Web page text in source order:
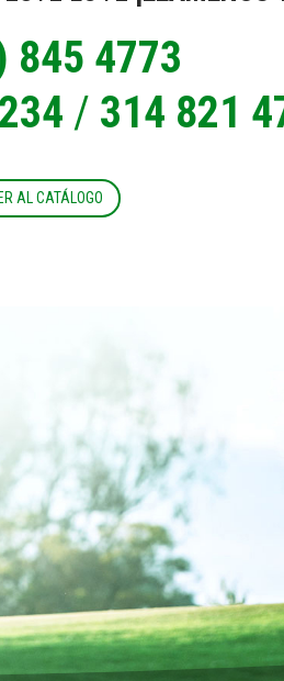
845 4773
/ 314 821
AL CATÁLOGO